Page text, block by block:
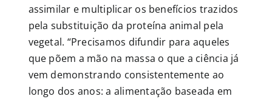
assimilar e multiplicar os benefícios trazidos
pela substituição da proteína animal pela
vegetal. “Precisamos difundir para aqueles
que põem a mão na massa o que a ciência já
vem demonstrando consistentemente ao
longo dos anos: a alimentação baseada em